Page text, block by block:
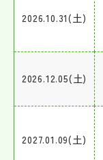
2026.10.31(土)
2026.12.05(土)
2027.01.09(土)